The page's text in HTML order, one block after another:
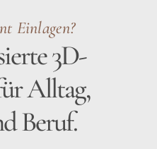
Einlagen?
3D-
Alltag,
Beruf.